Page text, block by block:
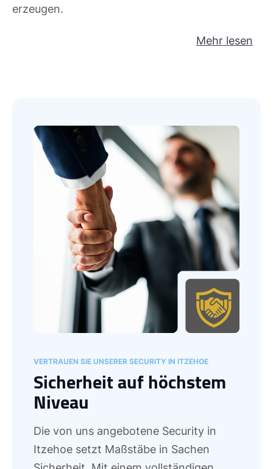
erzeugen.
Mehr lesen
VERTRAUEN SIE UNSERER SECURITY IN ITZEHOE
Sicherheit auf höchstem
Niveau
Die von uns angebotene Security in
Itzehoe setzt Maßstäbe in Sachen